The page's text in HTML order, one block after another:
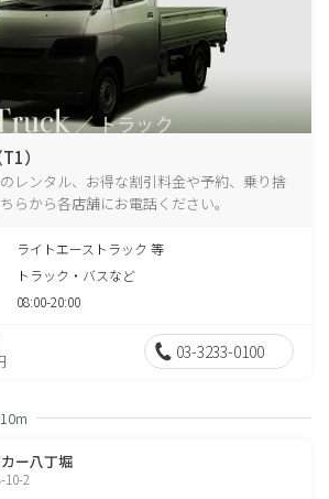
）
レンタル、お得な割引料金や予約、乗り捨
らから各店舗にお電話ください。
ライトエーストラック 等
トラック・バスなど
08:00-20:00
03-3233-0100
ー八丁堀
10-2